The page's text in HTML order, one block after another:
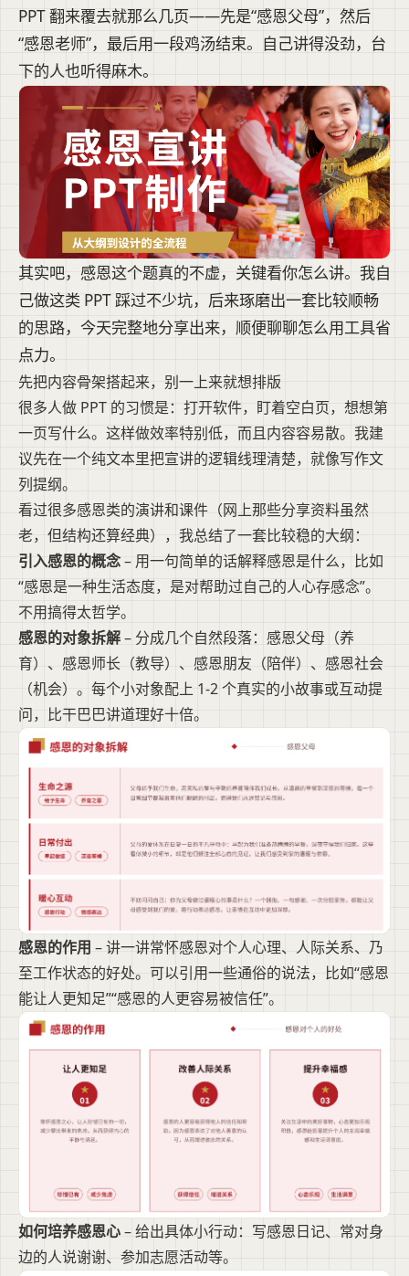
PPT 翻来覆去就那么几页——先是“感恩父母”，然后
“感恩老师”，最后用一段鸡汤结束。自己讲得没劲，台
下的人也听得麻木。
其实吧，感恩这个题真的不虚，关键看你怎么讲。我自
己做这类 PPT 踩过不少坑，后来琢磨出一套比较顺畅
的思路，今天完整地分享出来，顺便聊聊怎么用工具省
点力。
先把内容骨架搭起来，别一上来就想排版
很多人做 PPT 的习惯是：打开软件，盯着空白页，想想第
一页写什么。这样做效率特别低，而且内容容易散。我建
议先在一个纯文本里把宣讲的逻辑线理清楚，就像写作文
列提纲。
看过很多感恩类的演讲和课件（网上那些分享资料虽然
老，但结构还算经典），我总结了一套比较稳的大纲：
引入感恩的概念– 用一句简单的话解释感恩是什么，比如
“感恩是一种生活态度，是对帮助过自己的人心存感念”。
不用搞得太哲学。
感恩的对象拆解– 分成几个自然段落：感恩父母（养
育）、感恩师长（教导）、感恩朋友（陪伴）、感恩社会
（机会）。每个小对象配上 1-2 个真实的小故事或互动提
问，比干巴巴讲道理好十倍。
感恩的作用 – 讲一讲常怀感恩对个人心理、人际关系、乃
至工作状态的好处。可以引用一些通俗的说法，比如“感恩
能让人更知足”“感恩的人更容易被信任”。
如何培养感恩心– 给出具体小行动：写感恩日记、常对身
边的人说谢谢、参加志愿活动等。